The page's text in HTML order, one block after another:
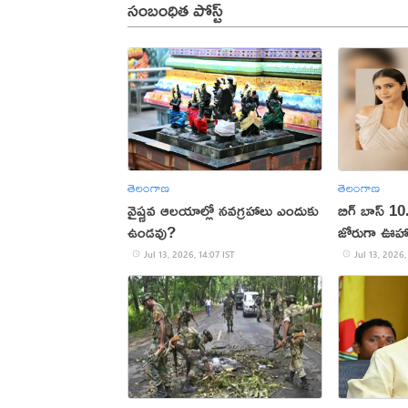
సంబంధిత పోస్ట్
తెలంగాణ
వైష్ణవ ఆలయాల్లో నవగ్రహాలు ఎందుకు
ఉండవు?
Jul 13, 2026, 14:07 IST
తెలంగాణ
బిగ్ బాస్
జోరుగా
Jul 13, 2026,